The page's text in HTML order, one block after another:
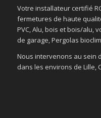
Votre installateur certifié
fermetures de haute
PVC, Alu, bois et bois/alu,
de garage, Pergolas
Nous intervenons au sein
dans les environs de Lille,